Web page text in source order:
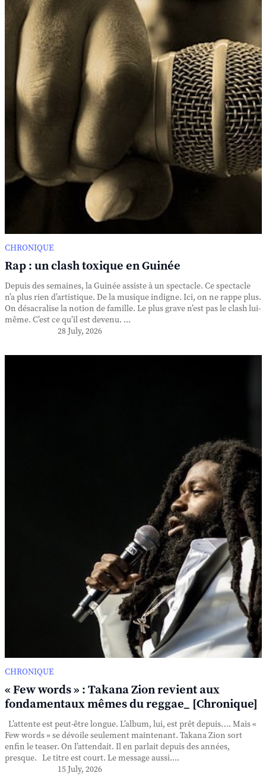
CHRONIQUE
Rap : un clash toxique en Guinée
Depuis des semaines, la Guinée assiste à un spectacle. Ce spectacle
n’a plus rien d’artistique. De la musique indigne. Ici, on ne rappe plus.
On désacralise la notion de famille. Le plus grave n’est pas le clash lui-
même. C’est ce qu’il est devenu. ...
28 July, 2026
CHRONIQUE
« Few words » : Takana Zion revient aux
fondamentaux mêmes du reggae_ [Chronique]
L’attente est peut-être longue. L’album, lui, est prêt depuis…. Mais «
Few words » se dévoile seulement maintenant. Takana Zion sort
enfin le teaser. On l’attendait. Il en parlait depuis des années,
presque. Le titre est court. Le message aussi....
15 July, 2026